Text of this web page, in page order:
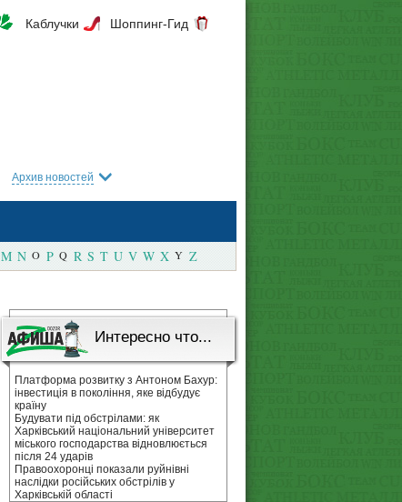
Каблучки Шоппинг-Гид
Архив новостей
M N O P Q R S T U V W X Y Z
Интересно что...
Платформа розвитку з Антоном Бахур:
інвестиція в покоління, яке відбудує
країну
Будувати під обстрілами: як
Харківський національний університет
міського господарства відновлюється
після 24 ударів
Правоохоронці показали руйнівні
наслідки російських обстрілів у
Харківській області